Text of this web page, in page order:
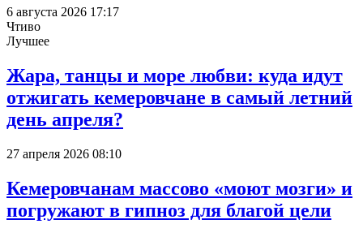
6 августа 2026 17:17
Чтиво
Лучшее
Жара, танцы и море любви: куда идут
отжигать кемеровчане в самый летний
день апреля?
27 апреля 2026 08:10
Кемеровчанам массово «моют мозги» и
погружают в гипноз для благой цели